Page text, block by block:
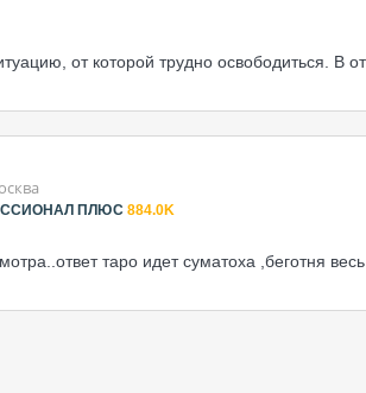
от которой трудно освободиться. В
ПЛЮС 884.0K
таро идет суматоха ,беготня